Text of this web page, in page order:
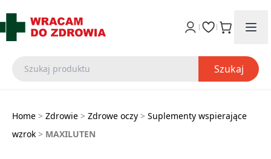
Szukaj
Home > Zdrowie > Zdrowe oczy > Suplementy wspierające
wzrok > MAXILUTEN